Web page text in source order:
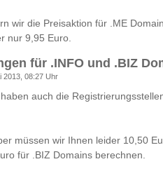
wir die Preisaktion für .ME
nur 9,95 Euro.
für .INFO und .BIZ
2013, 08:27 Uhr
auch die
müssen wir Ihnen leider 10,50
für .BIZ Domains berechnen.